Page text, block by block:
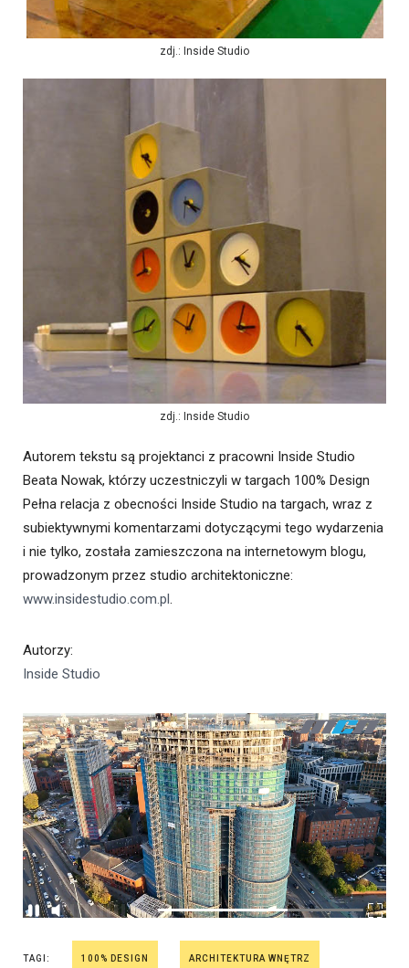
zdj.: Inside Studio
zdj.: Inside Studio
Autorem tekstu są projektanci z pracowni Inside Studio
Beata Nowak, którzy uczestniczyli w targach 100% Design
Pełna relacja z obecności Inside Studio na targach, wraz z
subiektywnymi komentarzami dotyczącymi tego wydarzenia
i nie tylko, została zamieszczona na internetowym blogu,
prowadzonym przez studio architektoniczne:
www.insidestudio.com.pl.
Autorzy:
Inside Studio
TAGI: 100% DESIGN ARCHITEKTURA WNĘTRZ